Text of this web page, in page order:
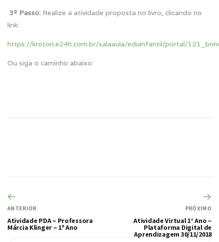
3º Passo: Realize a atividade proposta no livro, clicando no
link:
https://kroton.e24h.com.br/salaaula/eduinfantil/portal/
Ou siga o caminho abaixo:
ANTERIOR
Atividade PDA – Professora
Márcia Klinger – 1º Ano
PRÓXIMO
Atividade Virtual 1° Ano –
Plataforma Digital de
Aprendizagem 30/11/2018